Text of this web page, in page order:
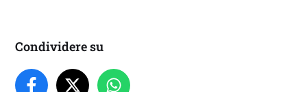
Condividere su